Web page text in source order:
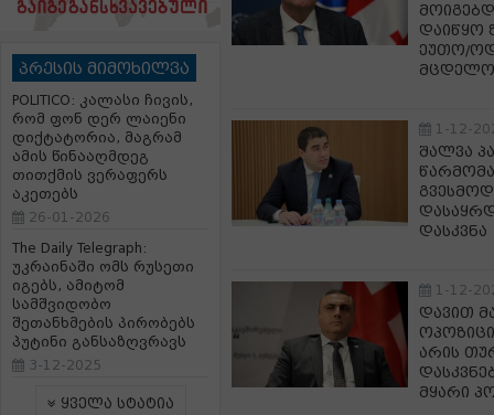
პრესის მიმოხილვა
POLITICO: კალასი ჩივის,
რომ ფონ დერ ლაიენი
დიქტატორია, მაგრამ
ამის წინააღმდეგ
თითქმის ვერაფერს
აკეთებს
26-01-2026
The Daily Telegraph:
უკრაინაში ომს რუსეთი
იგებს, ამიტომ
სამშვიდობო
შეთანხმების პირობებს
პუტინი განსაზღვრავს
3-12-2025
ყველა სტატია
დაიწყო
ეუთო/
1-12-
შალვა
დასკვნა
1-12-
დავით
არის
მყარი